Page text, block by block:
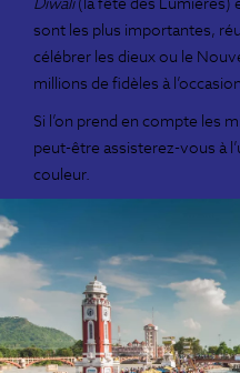
sont les plus importantes,
célébrer les dieux ou le
millions de fidèles à
Si l’on prend en compte les
peut-être assisterez-vous à
couleur.